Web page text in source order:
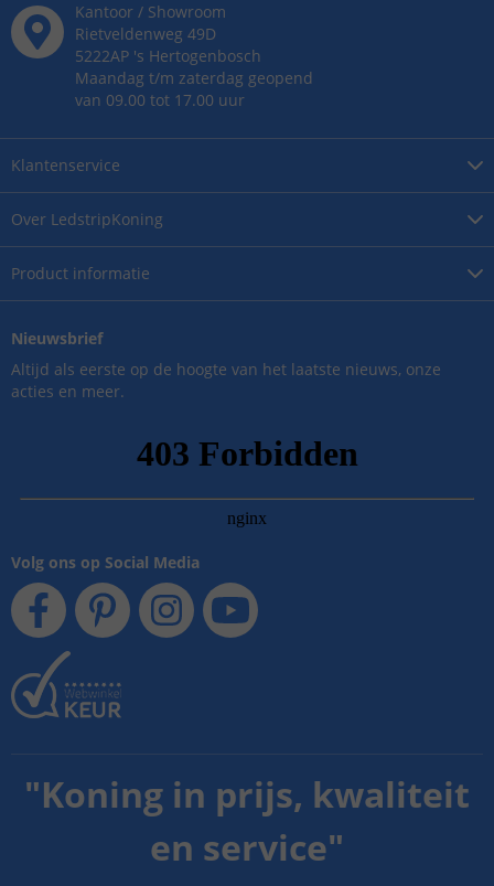
Over LedstripKoning
Product informatie
Klantenservice
Kantoor / Showroom
Rietveldenweg 49D
5222AP 's Hertogenbosch
Maandag t/m zaterdag geopend
van 09.00 tot 17.00 uur
Nieuwsbrief
Altijd als eerste op de hoogte van het laatste nieuws, onze
acties en meer.
Volg ons op Social Media
"Koning in prijs, kwaliteit
en service"